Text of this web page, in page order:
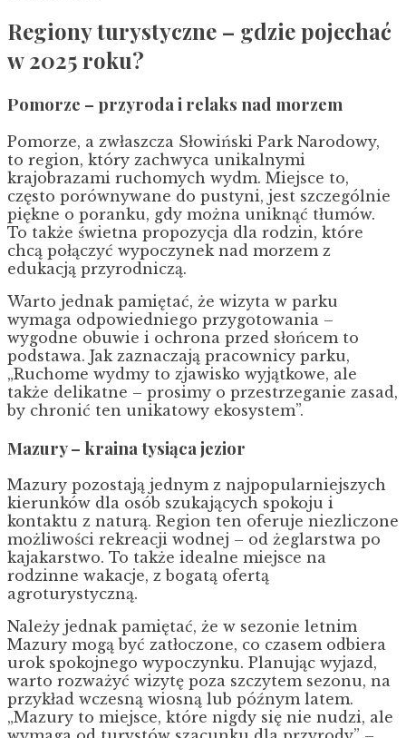
Regiony turystyczne – gdzie pojechać
w 2025 roku?
Pomorze – przyroda i relaks nad morzem
Pomorze, a zwłaszcza Słowiński Park Narodowy,
to region, który zachwyca unikalnymi
krajobrazami ruchomych wydm. Miejsce to,
często porównywane do pustyni, jest szczególnie
piękne o poranku, gdy można uniknąć tłumów.
To także świetna propozycja dla rodzin, które
chcą połączyć wypoczynek nad morzem z
edukacją przyrodniczą.
Warto jednak pamiętać, że wizyta w parku
wymaga odpowiedniego przygotowania –
wygodne obuwie i ochrona przed słońcem to
podstawa. Jak zaznaczają pracownicy parku,
„Ruchome wydmy to zjawisko wyjątkowe, ale
także delikatne – prosimy o przestrzeganie zasad,
by chronić ten unikatowy ekosystem”.
Mazury – kraina tysiąca jezior
Mazury pozostają jednym z najpopularniejszych
kierunków dla osób szukających spokoju i
kontaktu z naturą. Region ten oferuje niezliczone
możliwości rekreacji wodnej – od żeglarstwa po
kajakarstwo. To także idealne miejsce na
rodzinne wakacje, z bogatą ofertą
agroturystyczną.
Należy jednak pamiętać, że w sezonie letnim
Mazury mogą być zatłoczone, co czasem odbiera
urok spokojnego wypoczynku. Planując wyjazd,
warto rozważyć wizytę poza szczytem sezonu, na
przykład wczesną wiosną lub późnym latem.
„Mazury to miejsce, które nigdy się nie nudzi, ale